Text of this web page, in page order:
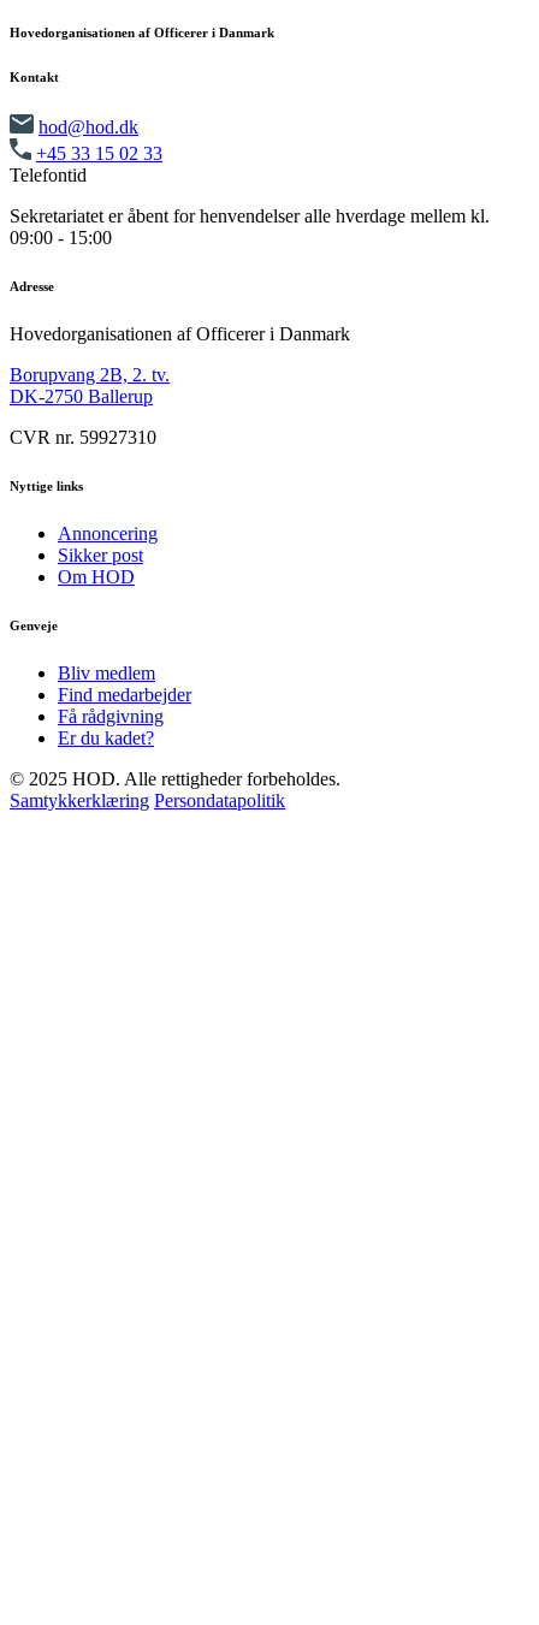
Hovedorganisationen af Officerer i Danmark
Kontakt
hod@hod.dk
+45 33 15 02 33
Telefontid
Sekretariatet er åbent for henvendelser alle hverdage mellem kl.
09:00 - 15:00
Adresse
Hovedorganisationen af Officerer i Danmark
Borupvang 2B, 2. tv.
DK-2750 Ballerup
CVR nr. 59927310
Nyttige links
Annoncering
Sikker post
Om HOD
Genveje
Bliv medlem
Find medarbejder
Få rådgivning
Er du kadet?
© 2025 HOD. Alle rettigheder forbeholdes.
Samtykkerklæring Persondatapolitik